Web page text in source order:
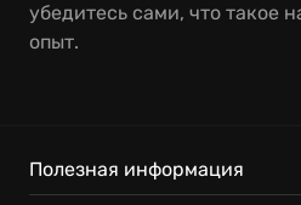
убедитесь сами, что такое
опыт.
Полезная информация